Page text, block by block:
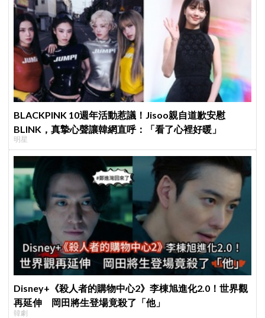
BLACKPINK 10週年活動惹議！Jisoo親自道歉安慰
BLINK，真摯心聲讓韓網直呼：「看了心裡好暖」
明星
Disney+《殺人者的購物中心2》李棟旭進化2.0！世界觀
再延伸 岡田將生登場竟殺了「他」
韓劇